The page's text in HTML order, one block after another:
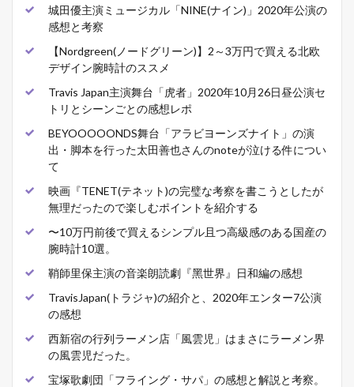
城田優主演ミュージカル「NINE(ナイン)」2020年公演の
感想と考察
【Nordgreen(ノードグリーン)】2～3万円で買える北欧
デザイン腕時計のススメ
Travis Japan主演舞台「虎者」2020年10月26日昼公演セ
トリとシーンごとの感想レポ
BEYOOOOONDS舞台「アラビヨーンズナイト」の演
出・脚本を行った太田善也さんのnoteが泣ける件につい
て
映画『TENET(テネット)の完璧な考察を書こうとしたが
無理だったので楽しむポイントを紹介する
〜10万円前後で買えるシンプル且つ高級感のある国産の
腕時計10選。
鞘師里保主演の音楽朗読劇『黑世界』日和編の感想
TravisJapan(トラジャ)の紹介と、2020年エンター7公演
の感想
西新宿の行列ラーメン店「風雲児」はまさにラーメン界
の風雲児だった。
宝塚歌劇団「フライング・サパ」の感想と解説と考察。